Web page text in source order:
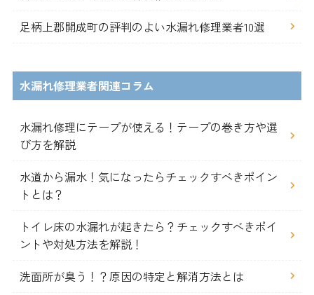
足柄上郡開成町の評判のよい水漏れ修理業者10選
水漏れ修理業者関連コラム
水漏れ修理にテープが使える！テープの巻き方や選
び方を解説
水道から漏水！気になったらチェックすべきポイン
トとは？
トイレ床の水漏れが起きたら？チェックすべきポイ
ントや対処方法を解説！
洗面所が臭う！？原因の特定と解消方法とは